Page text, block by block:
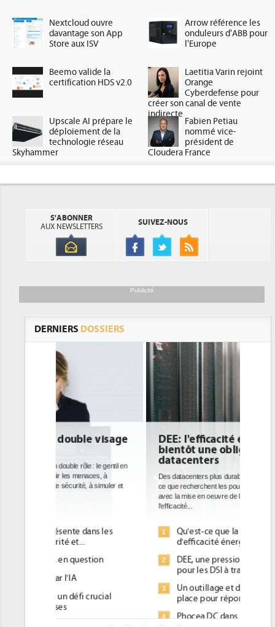
Nextcloud ouvre
davantage son App
Store aux ISV
Arrow référence les
onduleurs d'ABB pour
l'Europe
Beemo valide la
certification HDS v2.0
Laetitia Varin rejoint
Orange
Cyberdefense pour
créer son canal de vente
indirecte
Upscale AI prépare le
déploiement de la
technologie réseau
Skyhammer
Fabien Petiau
nommé vice-
président de
Cloudera France
S'ABONNER
AUX NEWSLETTERS
SUIVEZ-NOUS
Publicité
DERNIERS DOSSIERS
DEE: l'efficacité énergétique
bientôt une obligation pour les
datacenters
Des datacenters plus durables et plus efficaces, c'est
ce que recherchent les pouvoirs publics européens
avec la mise en oeuvre de la nouvelle Directive sur
1
Qu'est-ce que la DEE (directive
d'efficacité énergétique) ?
2
DEE, une pression administrative
pour les DSI à transformer...
Un outillage et des services déjà en
place pour répondre à...
Phocea DC dans les cordes pour la